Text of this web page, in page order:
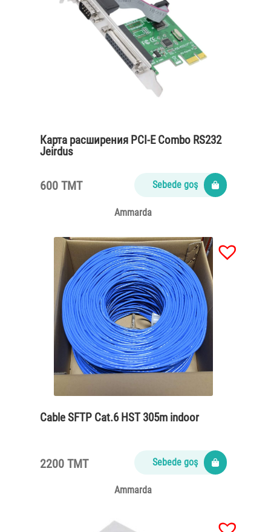
Карта расширения PCI-E Combo RS232
Jeirdus
600 TMT Sebede goş
Ammarda
Cable SFTP Cat.6 HST 305m indoor
2200 TMT Sebede goş
Ammarda